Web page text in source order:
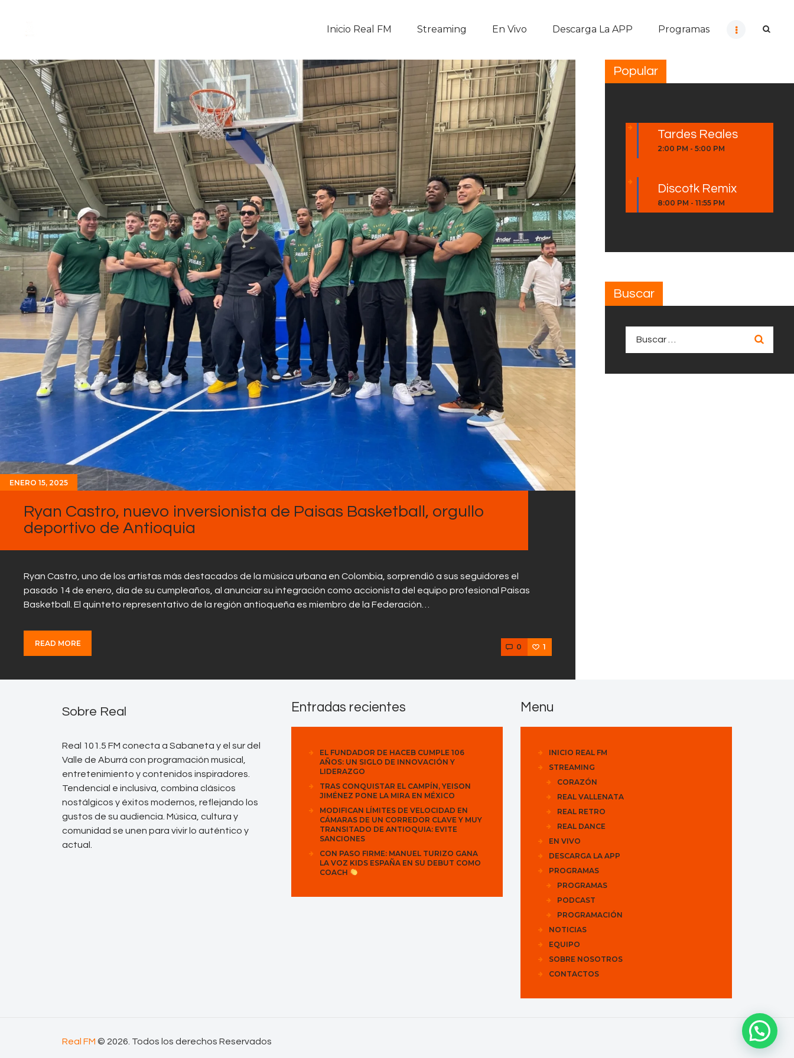
Inicio Real FM Streaming En Vivo Descarga La APP Programas
En Vivo
Descarga La APP
Programas
Noticias
Equipo
Sobre Nosotros
Contactos
ENERO 15, 2025
Ryan Castro, nuevo inversionista de Paisas Basketball, orgullo
deportivo de Antioquia
Ryan Castro, uno de los artistas más destacados de la música urbana en Colombia, sorprendió a sus seguidores el
pasado 14 de enero, día de su cumpleaños, al anunciar su integración como accionista del equipo profesional Paisas
Basketball. El quinteto representativo de la región antioqueña es miembro de la Federación…
READ MORE 0 1
Popular
Tardes Reales
2:00 PM -5:00 PM
Discotk Remix
8:00 PM -11:55 PM
Buscar
Sobre Real
Real 101.5 FM conecta a Sabaneta y el sur del
Valle de Aburrá con programación musical,
entretenimiento y contenidos inspiradores.
Tendencial e inclusiva, combina clásicos
nostálgicos y éxitos modernos, reflejando los
gustos de su audiencia. Música, cultura y
comunidad se unen para vivir lo auténtico y
actual.
Entradas recientes
EL FUNDADOR DE HACEB CUMPLE 106
AÑOS: UN SIGLO DE INNOVACIÓN Y
LIDERAZGO
TRAS CONQUISTAR EL CAMPÍN, YEISON
JIMÉNEZ PONE LA MIRA EN MÉXICO
MODIFICAN LÍMITES DE VELOCIDAD EN
CÁMARAS DE UN CORREDOR CLAVE Y MUY
TRANSITADO DE ANTIOQUIA: EVITE
SANCIONES
CON PASO FIRME: MANUEL TURIZO GANA
LA VOZ KIDS ESPAÑA EN SU DEBUT COMO
COACH
Menu
INICIO REAL FM
STREAMING
CORAZÓN
REAL VALLENATA
REAL RETRO
REAL DANCE
EN VIVO
DESCARGA LA APP
PROGRAMAS
PROGRAMAS
PODCAST
PROGRAMACIÓN
NOTICIAS
EQUIPO
SOBRE NOSOTROS
CONTACTOS
Real FM © 2026. Todos los derechos Reservados